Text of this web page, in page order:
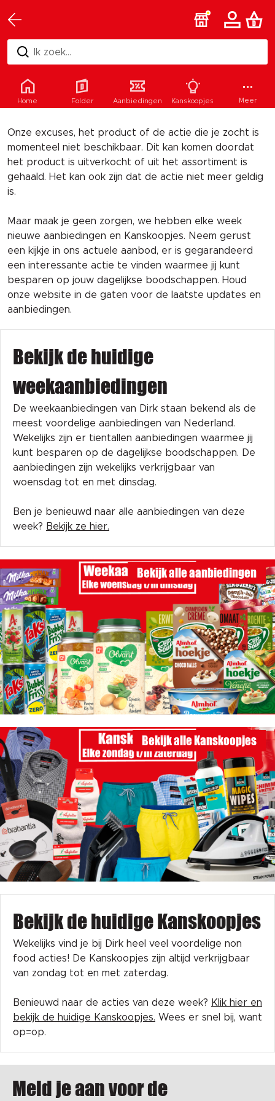
Ik zoek...
Helaas
Onze excuses, het product of de actie die je zocht is
momenteel niet beschikbaar. Dit kan komen doordat
het product is uitverkocht of uit het assortiment is
gehaald. Het kan ook zijn dat de actie niet meer geldig
is.
Maar maak je geen zorgen, we hebben elke week
nieuwe aanbiedingen en Kanskoopjes. Neem gerust
een kijkje in ons actuele aanbod, er is gegarandeerd
een interessante actie te vinden waarmee jij kunt
besparen op jouw dagelijkse boodschappen. Houd
onze website in de gaten voor de laatste updates en
aanbiedingen.
Bekijk de huidige
weekaanbiedingen
De weekaanbiedingen van Dirk staan bekend als de
meest voordelige aanbiedingen van Nederland.
Wekelijks zijn er tientallen aanbiedingen waarmee jij
kunt besparen op de dagelijkse boodschappen. De
aanbiedingen zijn wekelijks verkrijgbaar van
woensdag tot en met dinsdag.
Ben je benieuwd naar alle aanbiedingen van deze
week? Bekijk ze hier.
Bekijk alle aanbiedingen
Bekijk alle Kanskoopjes
Bekijk de huidige Kanskoopjes
Wekelijks vind je bij Dirk heel veel voordelige non
food acties! De Kanskoopjes zijn altijd verkrijgbaar
van zondag tot en met zaterdag.
Benieuwd naar de acties van deze week? Klik hier en
bekijk de huidige Kanskoopjes. Wees er snel bij, want
op=op.
Meld je aan voor de
Home Folder Aanbiedingen Kanskoopjes Meer